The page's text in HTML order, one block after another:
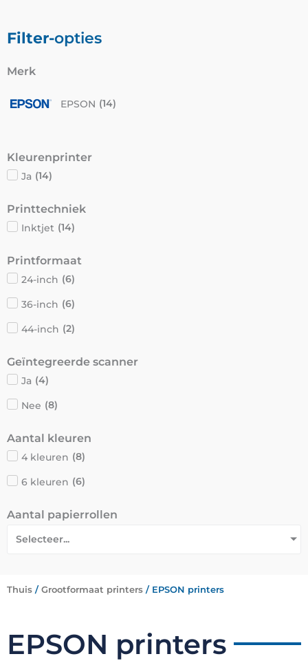
Filter-opties
Merk
EPSON (14)
Kleurenprinter
Ja (14)
Printtechniek
Inktjet (14)
Printformaat
24-inch (6)
36-inch (6)
44-inch (2)
Geïntegreerde scanner
Ja (4)
Nee (8)
Aantal kleuren
4 kleuren (8)
6 kleuren (6)
Aantal papierrollen
Selecteer...
Thuis / Grootformaat printers / EPSON printers
EPSON printers